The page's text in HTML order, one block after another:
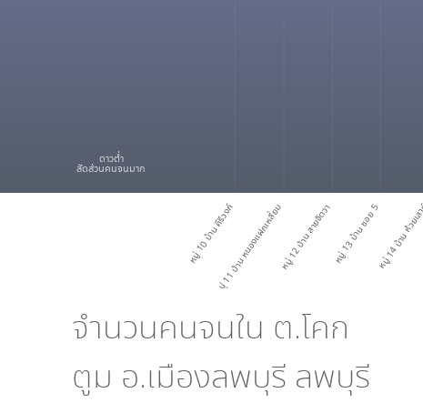
หมู่ 10 บ้าน คีรีวงก์หมู่ 11 บ้าน หนองแฝกเหลี่ยมหมู่ 12 บ้าน สายจัตวาหมู่ 13 บ้าน ซอย 5หมู่ 14 บ้าน ห้วยเสาร์
ดาวต่ำ
สัดส่วนคนจนมาก
จำนวนคนจนใน ต.โคก
ตูม อ.เมืองลพบุรี ลพบุรี